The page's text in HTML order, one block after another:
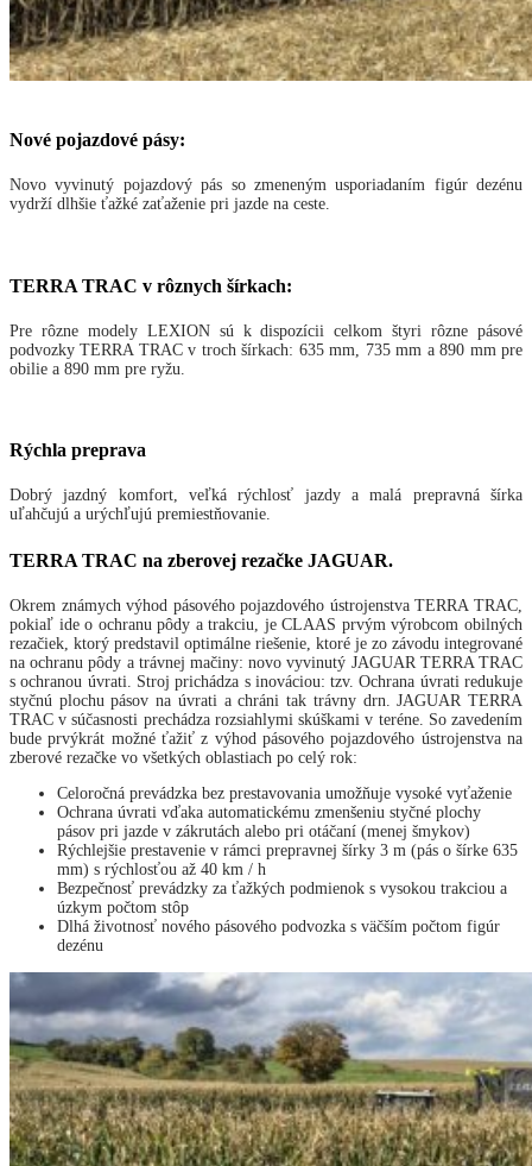
Nové pojazdové pásy:
Novo vyvinutý pojazdový pás so zmeneným usporiadaním figúr dezénu
vydrží dlhšie ťažké zaťaženie pri jazde na ceste.
TERRA TRAC v rôznych šírkach:
Pre rôzne modely LEXION sú k dispozícii celkom štyri rôzne pásové
podvozky TERRA TRAC v troch šírkach: 635 mm, 735 mm a 890 mm pre
obilie a 890 mm pre ryžu.
Rýchla preprava
Dobrý jazdný komfort, veľká rýchlosť jazdy a malá prepravná šírka
uľahčujú a urýchľujú premiestňovanie.
TERRA TRAC na zberovej rezačke JAGUAR.
Okrem známych výhod pásového pojazdového ústrojenstva TERRA TRAC,
pokiaľ ide o ochranu pôdy a trakciu, je CLAAS prvým výrobcom obilných
rezačiek, ktorý predstavil optimálne riešenie, ktoré je zo závodu integrované
na ochranu pôdy a trávnej mačiny: novo vyvinutý JAGUAR TERRA TRAC
s ochranou úvrati. Stroj prichádza s inováciou: tzv. Ochrana úvrati redukuje
styčnú plochu pásov na úvrati a chráni tak trávny drn. JAGUAR TERRA
TRAC v súčasnosti prechádza rozsiahlymi skúškami v teréne. So zavedením
bude prvýkrát možné ťažiť z výhod pásového pojazdového ústrojenstva na
zberové rezačke vo všetkých oblastiach po celý rok:
Celoročná prevádzka bez prestavovania umožňuje vysoké vyťaženie
Ochrana úvrati vďaka automatickému zmenšeniu styčné plochy
pásov pri jazde v zákrutách alebo pri otáčaní (menej šmykov)
Rýchlejšie prestavenie v rámci prepravnej šírky 3 m (pás o šírke 635
mm) s rýchlosťou až 40 km / h
Bezpečnosť prevádzky za ťažkých podmienok s vysokou trakciou a
úzkym počtom stôp
Dlhá životnosť nového pásového podvozka s väčším počtom figúr
dezénu